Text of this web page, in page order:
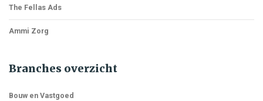
The Fellas Ads
Ammi Zorg
Branches overzicht
Bouw en Vastgoed